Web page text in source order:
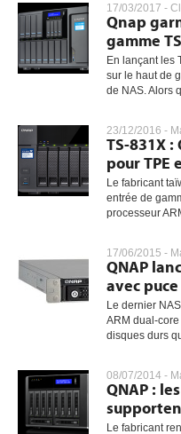
17/03/2017 -
Qnap
gamme TS
En lançant les
sur le haut de
de NAS. Alors
23/12/2016 -
TS-831X
pour TPE
Le fabricant
entrée de
processeur
17/06/2015 -
QNAP
avec
Le dernier
ARM dual-
disques durs
08/07/2014 -
QNAP :
Le fabricant